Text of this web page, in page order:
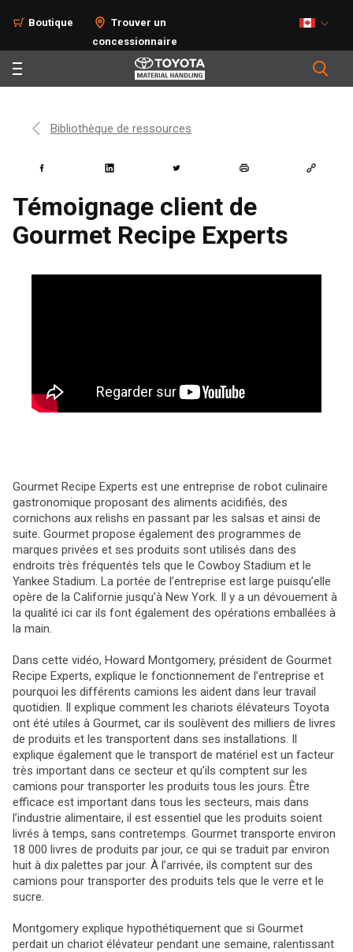
Boutique
Trouver un
concessionnaire
Bibliothèque de ressources
Témoignage client de
Gourmet Recipe Experts
Gourmet Recipe Experts est une entreprise de robot culinaire
gastronomique proposant des aliments acidifiés, des
cornichons aux relishs en passant par les salsas et ainsi de
suite. Gourmet propose également des programmes de
marques privées et ses produits sont utilisés dans des
endroits très fréquentés tels que le Cowboy Stadium et le
Yankee Stadium. La portée de l’entreprise est large puisqu’elle
opère de la Californie jusqu’à New York. Il y a un dévouement à
la qualité ici car ils font également des opérations emballées à
la main.
Dans cette vidéo, Howard Montgomery, président de Gourmet
Recipe Experts, explique le fonctionnement de l’entreprise et
pourquoi les différents camions les aident dans leur travail
quotidien. Il explique comment les chariots élévateurs Toyota
ont été utiles à Gourmet, car ils soulèvent des milliers de livres
de produits et les transportent dans ses installations. Il
explique également que le transport de matériel est un facteur
très important dans ce secteur et qu’ils comptent sur les
camions pour transporter les produits tous les jours. Être
efficace est important dans tous les secteurs, mais dans
l’industrie alimentaire, il est essentiel que les produits soient
livrés à temps, sans contretemps. Gourmet transporte environ
18 000 livres de produits par jour, ce qui se traduit par environ
huit à dix palettes par jour. À l’arrivée, ils comptent sur des
camions pour transporter des produits tels que le verre et le
sucre.
Montgomery explique hypothétiquement que si Gourmet
perdait un chariot élévateur pendant une semaine, ralentissant